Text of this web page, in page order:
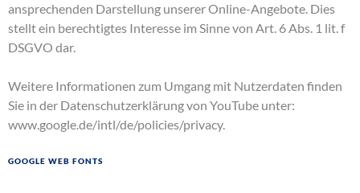
ansprechenden Darstellung unserer Online-Angebote. Dies
stellt ein berechtigtes Interesse im Sinne von Art. 6 Abs. 1 lit. f
DSGVO dar.
Weitere Informationen zum Umgang mit Nutzerdaten finden
Sie in der Datenschutzerklärung von YouTube unter:
www.google.de/intl/de/policies/privacy.
Google Web Fonts